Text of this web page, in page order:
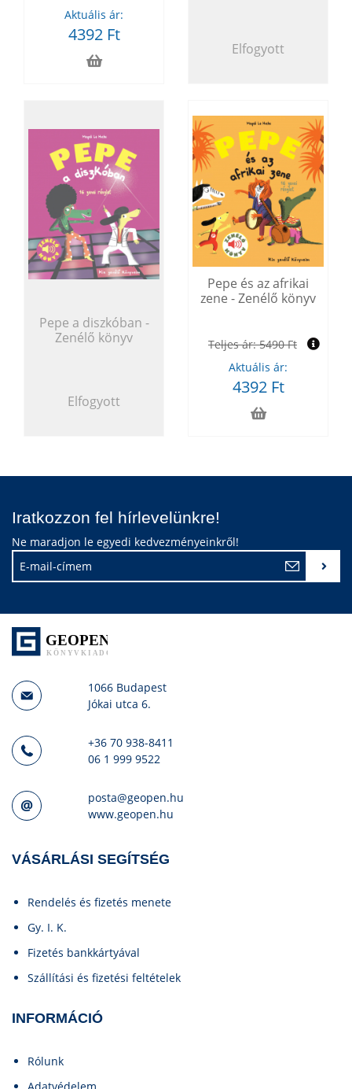
Aktuális ár:
4392 Ft
Elfogyott
Pepe a diszkóban -
Zenélő könyv
Elfogyott
Pepe és az afrikai
zene - Zenélő könyv
Teljes ár:5490 Ft
Aktuális ár:
4392 Ft
Iratkozzon fel hírlevelünkre!
Ne maradjon le egyedi kedvezményeinkről!
1066 Budapest
Jókai utca 6.
+36 70 938-8411
06 1 999 9522
posta@geopen.hu
www.geopen.hu
VÁSÁRLÁSI SEGÍTSÉG
Rendelés és fizetés menete
Gy. I. K.
Fizetés bankkártyával
Szállítási és fizetési feltételek
INFORMÁCIÓ
Rólunk